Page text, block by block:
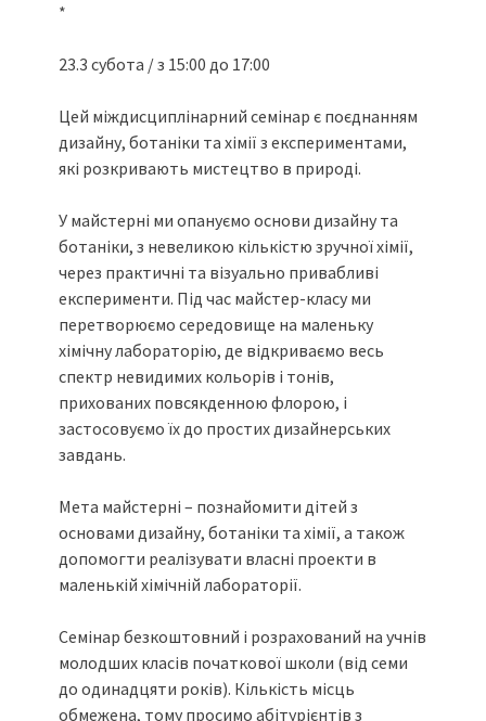
*
23.3 субота / з 15:00 до 17:00
Цей міждисциплінарний семінар є поєднанням
дизайну, ботаніки та хімії з експериментами,
які розкривають мистецтво в природі.
У майстерні ми опануємо основи дизайну та
ботаніки, з невеликою кількістю зручної хімії,
через практичні та візуально привабливі
експерименти. Під час майстер-класу ми
перетворюємо середовище на маленьку
хімічну лабораторію, де відкриваємо весь
спектр невидимих кольорів і тонів,
прихованих повсякденною флорою, і
застосовуємо їх до простих дизайнерських
завдань.
Мета майстерні – познайомити дітей з
основами дизайну, ботаніки та хімії, а також
допомогти реалізувати власні проекти в
маленькій хімічній лабораторії.
Семінар безкоштовний і розрахований на учнів
молодших класів початкової школи (від семи
до одинадцяти років). Кількість місць
обмежена, тому просимо абітурієнтів з